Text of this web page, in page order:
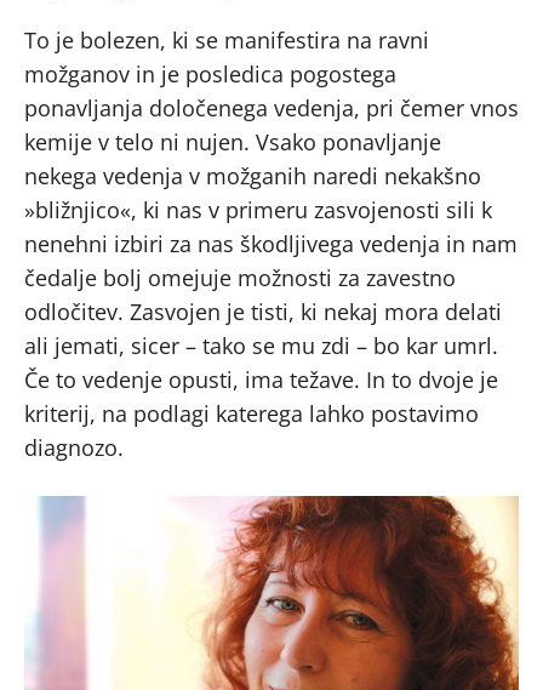
To je bolezen, ki se manifestira na ravni
možganov in je posledica pogostega
ponavljanja določenega vedenja, pri čemer vnos
kemije v telo ni nujen. Vsako ponavljanje
nekega vedenja v možganih naredi nekakšno
»bližnjico«, ki nas v primeru zasvojenosti sili k
nenehni izbiri za nas škodljivega vedenja in nam
čedalje bolj omejuje možnosti za zavestno
odločitev. Zasvojen je tisti, ki nekaj mora delati
ali jemati, sicer – tako se mu zdi – bo kar umrl.
Če to vedenje opusti, ima težave. In to dvoje je
kriterij, na podlagi katerega lahko postavimo
diagnozo.